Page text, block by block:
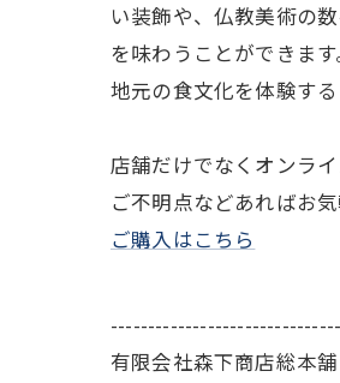
い装飾や、仏教美術の
を味わうことができま
地元の食文化を体験す
店舗だけでなくオンラ
ご不明点などあればお
ご購入はこちら
有限会社森下商店総本舗